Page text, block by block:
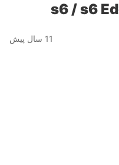
11 سال پیش